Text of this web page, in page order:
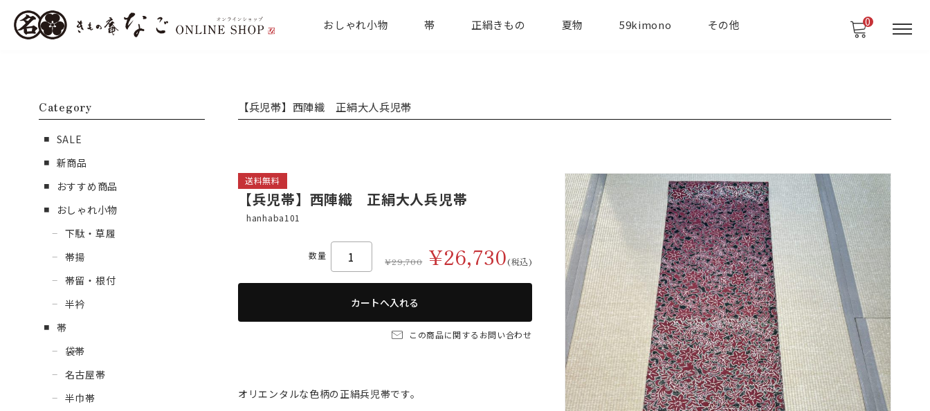
おしゃれ小物 帯 正絹きもの 夏物 59kimono その他 0
【兵児帯】西陣織 正絹大人兵児帯
送料無料
【兵児帯】西陣織 正絹大人兵児帯
hanhaba101
¥29,700¥26,730(税込)
数量
この商品に関するお問い合わせ
オリエンタルな色柄の正絹兵児帯です。
Category
SALE
新商品
おすすめ商品
おしゃれ小物
下駄・草履
帯揚
帯留・根付
半衿
帯
袋帯
名古屋帯
半巾帯